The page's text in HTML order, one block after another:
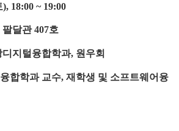
), 18:00 ~ 19:00
달관 407호
지털융합학과, 원우회
합학과 교수, 재학생 및 소프트웨어융